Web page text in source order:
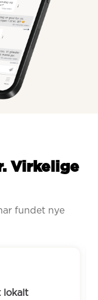
Virkelige
fundet nye